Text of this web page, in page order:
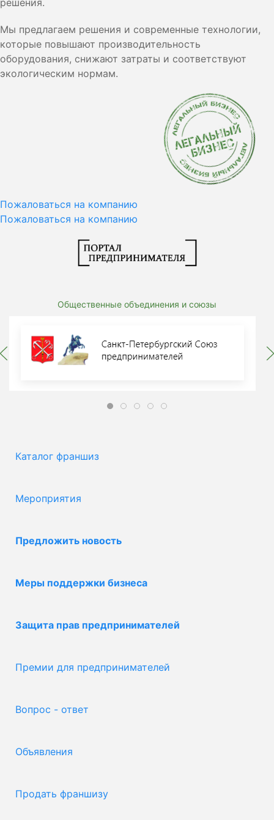
решения.
Мы предлагаем решения и современные технологии,
которые повышают производительность
оборудования, снижают затраты и соответствуют
экологическим нормам.
Пожаловаться на компанию
Пожаловаться на компанию
Общественные объединения и союзы
Каталог франшиз
Мероприятия
Предложить новость
Меры поддержки бизнеса
Защита прав предпринимателей
Премии для предпринимателей
Вопрос - ответ
Объявления
Продать франшизу